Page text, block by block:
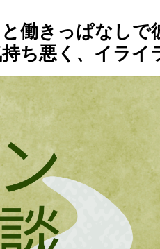
働きっぱなしで
ち悪く、イライ